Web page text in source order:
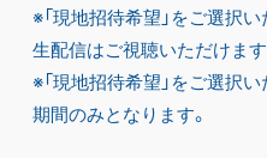
※「現地招待希望」をご選択
生配信はご視聴いただけます
※「現地招待希望」をご選択い
期間のみとなります。